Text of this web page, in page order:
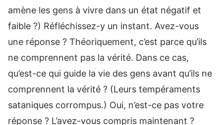
amène les gens à vivre dans un état négatif et
faible ?) Réfléchissez-y un instant. Avez-vous
une réponse ? Théoriquement, c’est parce qu’ils
ne comprennent pas la vérité. Dans ce cas,
qu’est-ce qui guide la vie des gens avant qu’ils ne
comprennent la vérité ? (Leurs tempéraments
sataniques corrompus.) Oui, n’est-ce pas votre
réponse ? L’avez-vous compris maintenant ?